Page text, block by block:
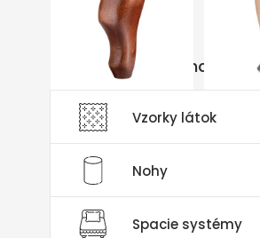
Ďalšie možnosti materiálu
Vzorky látok
Nohy
Spacie systémy